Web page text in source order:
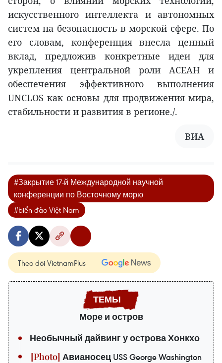
искусственного интеллекта и автономных
систем на безопасность в морской сфере. По
его словам, конференция внесла ценный
вклад, предложив конкретные идеи для
укрепления центральной роли АСЕАН и
обеспечения эффективного выполнения
UNCLOS как основы для продвижения мира,
стабильности и развития в регионе./.
ВИА
#Закрытие 17-й Международной научной
конференции по Восточному морю
#biển đảo Việt Nam
Theo dõi VietnamPlus
Море и остров
Необычный дайвинг у острова Хонкхо
Авианосец USS George Washington